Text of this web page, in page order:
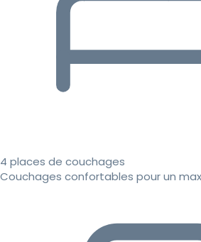
4 places de couchages
Couchages confortables pour un